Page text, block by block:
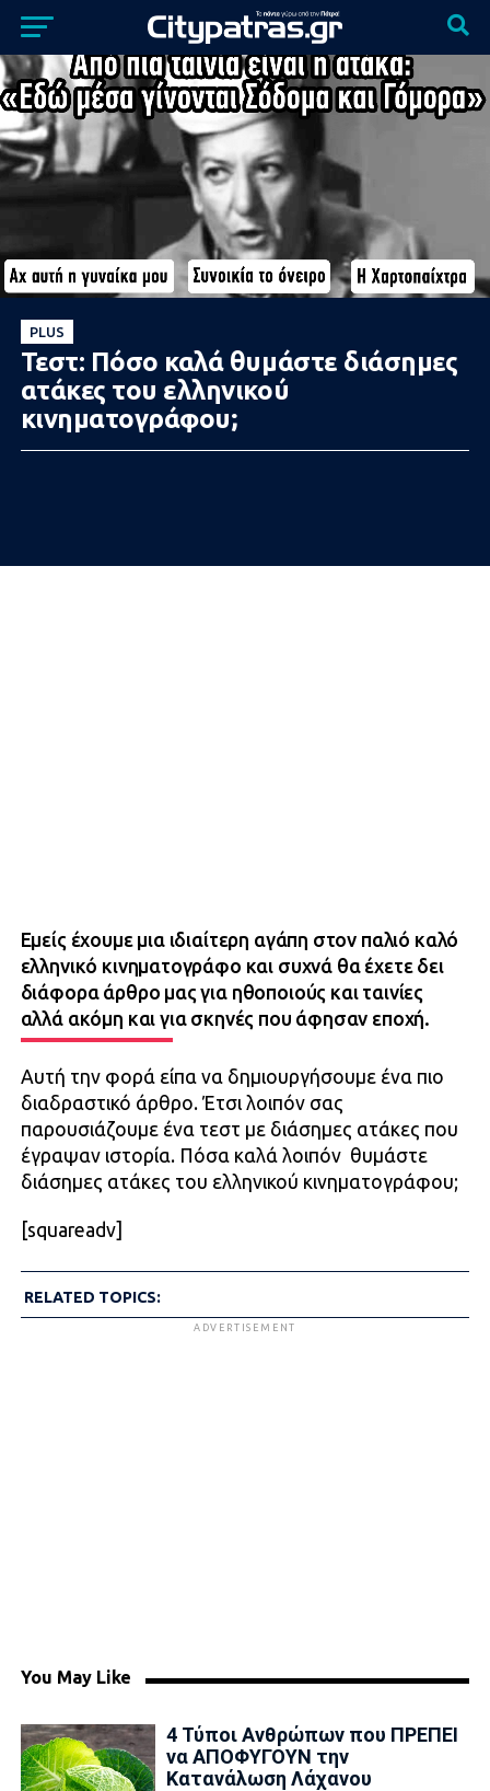
PLUS
Τεστ: Πόσο καλά θυμάστε διάσημες
ατάκες του ελληνικού
κινηματογράφου;
Εμείς έχουμε μια ιδιαίτερη αγάπη στον παλιό καλό
ελληνικό κινηματογράφο και συχνά θα έχετε δει
διάφορα άρθρο μας για ηθοποιούς και ταινίες
αλλά ακόμη και για σκηνές που άφησαν εποχή.
Αυτή την φορά είπα να δημιουργήσουμε ένα πιο
διαδραστικό άρθρο. Έτσι λοιπόν σας
παρουσιάζουμε ένα τεστ με διάσημες ατάκες που
έγραψαν ιστορία. Πόσα καλά λοιπόν θυμάστε
διάσημες ατάκες του ελληνικού κινηματογράφου;
[squareadv]
RELATED TOPICS:
ADVERTISEMENT
You May Like
4 Τύποι Ανθρώπων που ΠΡΕΠΕΙ
να ΑΠΟΦΥΓΟΥΝ την
Κατανάλωση Λάχανου